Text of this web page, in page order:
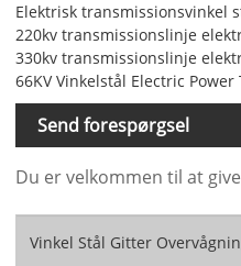
Elektrisk transmissionsvinkel
220kv transmissionslinje
330kv transmissionslinje
66KV Vinkelstål Electric Power
Send forespørgsel
Du er velkommen til at